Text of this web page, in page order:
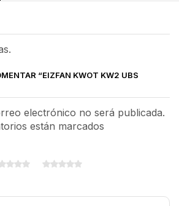
“EIZFAN KWOT KW2 UBS
electrónico no será publicada.
están marcados